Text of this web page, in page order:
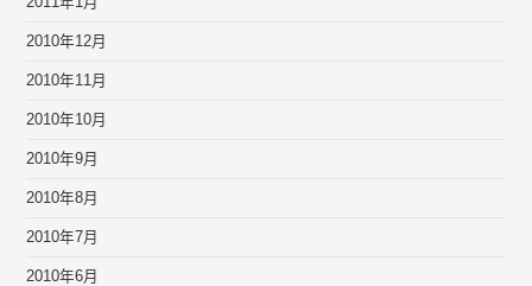
2010年12月
2010年11月
2010年10月
2010年9月
2010年8月
2010年7月
2010年6月